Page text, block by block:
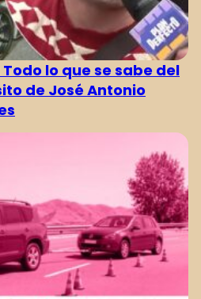
lo que se sabe del
de José Antonio